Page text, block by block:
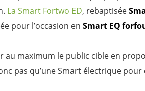
La Smart Fortwo ED, rebaptisée
pour l’occasion en Smart EQ
au maximum le public cible en
pas qu’une Smart électrique